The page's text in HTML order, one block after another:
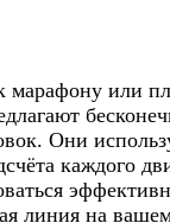
марафону или
Они
каждого
линия на вашем